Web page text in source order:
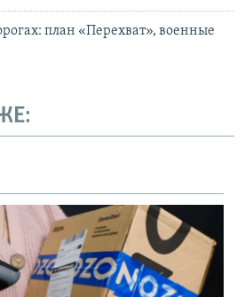
план «Перехват», военные